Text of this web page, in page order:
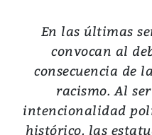
En las últimas
convocan al
consecuencia de
racismo. Al
intencionalidad
histórico, las